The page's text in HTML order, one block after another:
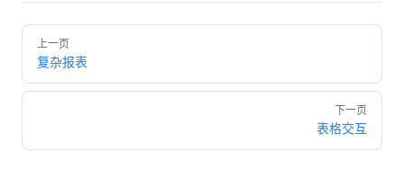
Pager
上一页
复杂报表
下一页
表格交互